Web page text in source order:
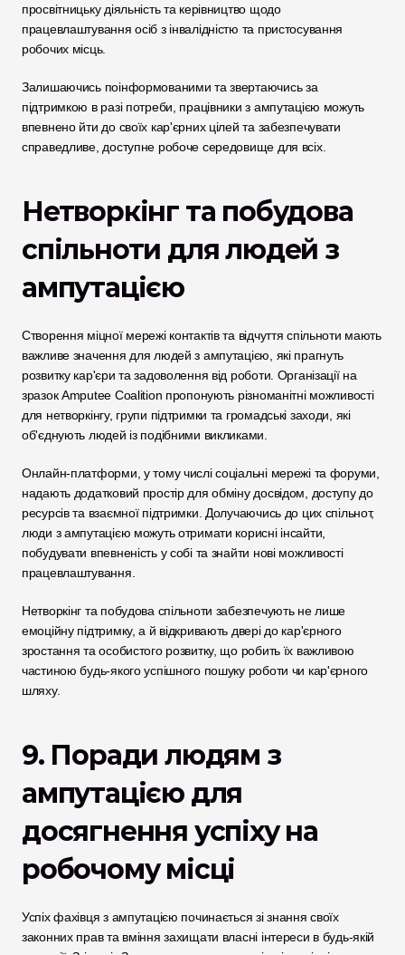
просвітницьку діяльність та керівництво щодо
працевлаштування осіб з інвалідністю та пристосування
робочих місць.
Залишаючись поінформованими та звертаючись за
підтримкою в разі потреби, працівники з ампутацією можуть
впевнено йти до своїх кар'єрних цілей та забезпечувати
справедливе, доступне робоче середовище для всіх.
Нетворкінг та побудова
спільноти для людей з
ампутацією
Створення міцної мережі контактів та відчуття спільноти мають
важливе значення для людей з ампутацією, які прагнуть
розвитку кар'єри та задоволення від роботи. Організації на
зразок Amputee Coalition пропонують різноманітні можливості
для нетворкінгу, групи підтримки та громадські заходи, які
об'єднують людей із подібними викликами.
Онлайн-платформи, у тому числі соціальні мережі та форуми,
надають додатковий простір для обміну досвідом, доступу до
ресурсів та взаємної підтримки. Долучаючись до цих спільнот,
люди з ампутацією можуть отримати корисні інсайти,
побудувати впевненість у собі та знайти нові можливості
працевлаштування.
Нетворкінг та побудова спільноти забезпечують не лише
емоційну підтримку, а й відкривають двері до кар'єрного
зростання та особистого розвитку, що робить їх важливою
частиною будь-якого успішного пошуку роботи чи кар'єрного
шляху.
9. Поради людям з
ампутацією для
досягнення успіху на
робочому місці
Успіх фахівця з ампутацією починається зі знання своїх
законних прав та вміння захищати власні інтереси в будь-якій